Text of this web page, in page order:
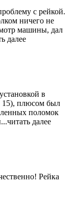
с рейкой.
ничего не
машины, дал
далее
в
15), плюсом был
поломок
далее
Рейка